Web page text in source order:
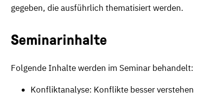
gegeben, die ausführlich thematisiert werden.
Seminarinhalte
Folgende Inhalte werden im Seminar behandelt:
Konfliktanalyse: Konflikte besser verstehen